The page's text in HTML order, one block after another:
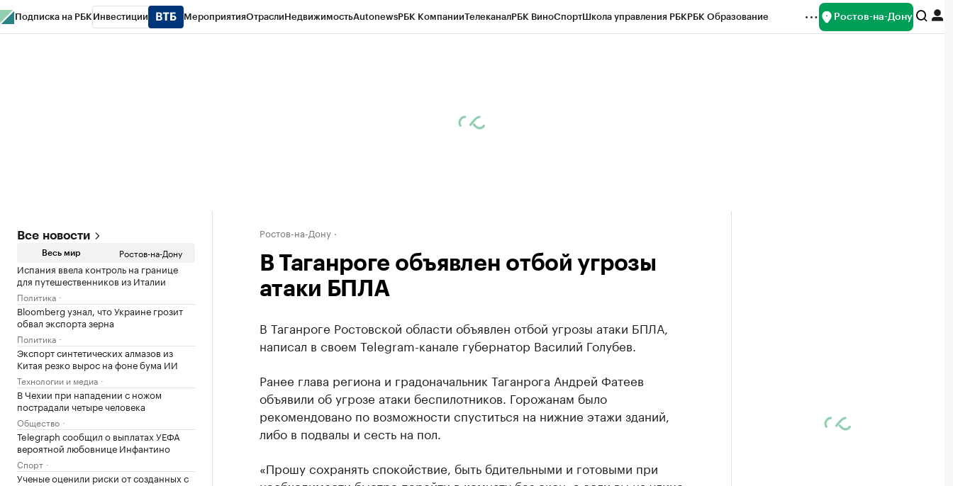
Подписка на РБК Инвестиции МероприятияОтраслиНедвижимостьAutonewsРБК КомпанииТелеканалРБК ВиноСпортШкола управления РБКРБК Образование Ростов-на-Дону
Все новости
Весь мир Ростов-на-Дону
Испания ввела контроль на границе
для путешественников из Италии
Политика
Bloomberg узнал, что Украине грозит
обвал экспорта зерна
Политика
Экспорт синтетических алмазов из
Китая резко вырос на фоне бума ИИ
Технологии и медиа
В Чехии при нападении с ножом
пострадали четыре человека
Общество
Telegraph сообщил о выплатах УЕФА
вероятной любовнице Инфантино
Спорт
Ученые оценили риски от созданных с
Ростов-на-Дону
В Таганроге объявлен отбой угрозы
атаки БПЛА
В Таганроге Ростовской области объявлен отбой угрозы атаки БПЛА,
написал в своем Telegram-канале губернатор Василий Голубев.
Ранее глава региона и градоначальник Таганрога Андрей Фатеев
объявили об угрозе атаки беспилотников. Горожанам было
рекомендовано по возможности спуститься на нижние этажи зданий,
либо в подвалы и сесть на пол.
«Прошу сохранять спокойствие, быть бдительными и готовыми при